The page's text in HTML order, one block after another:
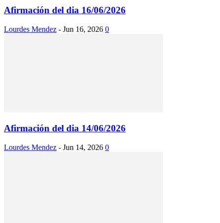
Afirmación del dia 16/06/2026
Lourdes Mendez - Jun 16, 2026 0
Afirmación del dia 14/06/2026
Lourdes Mendez - Jun 14, 2026 0